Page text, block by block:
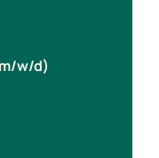
w/d)